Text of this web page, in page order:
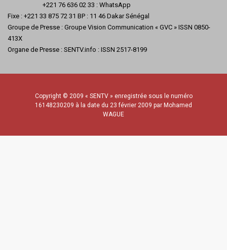
+221 76 636 02 33 : WhatsApp
Fixe : +221 33 875 72 31 BP : 11 46 Dakar Sénégal
Groupe de Presse : Groupe Vision Communication « GVC » ISSN 0850-
413X
Organe de Presse : SENTV.info : ISSN 2517-8199
Copyright © 2009 « SENTV » enregistrée sous le numéro
16148230209 à la date du 23 février 2009 par Mohamed
WAGUE